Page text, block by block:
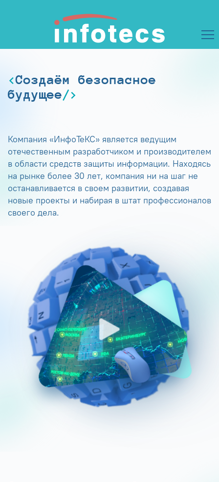
Создаём безопасное
будущее
Компания «ИнфоТеКС» является ведущим
отечественным разработчиком и производителем
в области средств защиты информации. Находясь
на рынке более 30 лет, компания ни на шаг не
останавливается в своем развитии, создавая
новые проекты и набирая в штат профессионалов
своего дела.